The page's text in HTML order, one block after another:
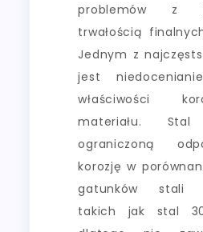
problemów z
trwałością
Jednym z
jest
właściwości
materiału.
ograniczoną
korozję w
gatunków stali
takich jak stal